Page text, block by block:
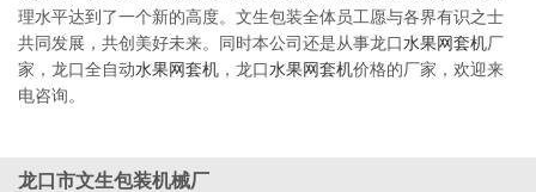
理水平达到了一个新的高度。文生包装全体员工愿与各界有识之士
共同发展，共创美好未来。同时本公司还是从事龙口 水果网套机厂
家，龙口全自动水果网套机 ，龙口 水果网套机价格的厂家，欢迎来
电咨询。
龙口市文生包装机械厂